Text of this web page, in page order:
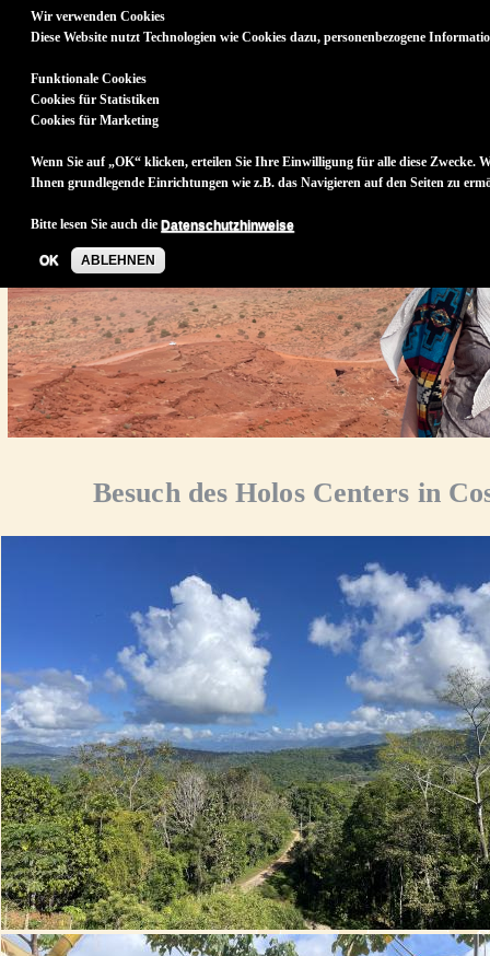
Wir verwenden Cookies
Diese Website nutzt Technologien wie Cookies dazu, personenbezogene
Funktionale Cookies
Cookies für Statistiken
Cookies für Marketing
Wenn Sie auf „OK“ klicken, erteilen Sie Ihre Einwilligung für alle diese
Ihnen grundlegende Einrichtungen wie z.B. das Navigieren auf den Seiten zu
Bitte lesen Sie auch die Datenschutzhinweise
OK ABLEHNEN
zum
HAUPTSEITE HOLOTROPES
ATMEN IN WIESBADEN
Besuch des Holos Centers in